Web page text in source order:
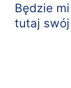
Będzie
tutaj